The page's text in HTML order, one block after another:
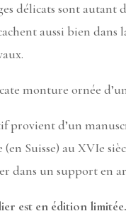
délicats sont autant
aussi bien dans
monture ornée
provient d’un
(en Suisse) au XVIe
dans un support en
est en édition limitée.